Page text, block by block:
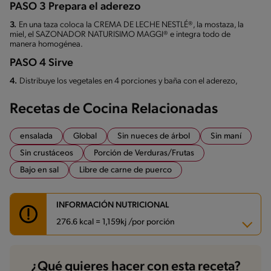
PASO 3 Prepara el aderezo
3. En una taza coloca la CREMA DE LECHE NESTLÉ®, la mostaza, la
miel, el SAZONADOR NATURISIMO MAGGI® e integra todo de
manera homogénea.
PASO 4 Sirve
4. Distribuye los vegetales en 4 porciones y baña con el aderezo,
Recetas de Cocina Relacionadas
ensalada Global Sin nueces de árbol
Sin maní
Sin crustáceos
Porción de Verduras/Frutas
Bajo en sal
Libre de carne de puerco
INFORMACIÓN NUTRICIONAL
276.6 kcal = 1,159kj /por porción
Carbohidratos 37.4 g
¿Qué quieres hacer con esta receta?